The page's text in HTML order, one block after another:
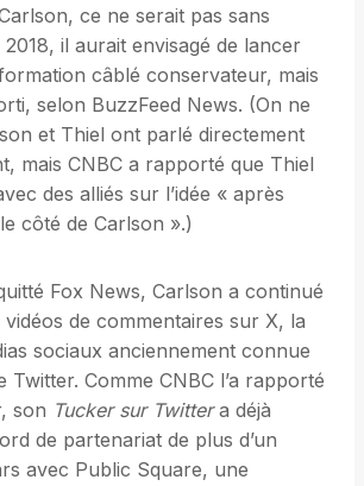
ce ne serait pas sans
il aurait envisagé de lancer
câblé conservateur, mais
selon BuzzFeed News. (On ne
et Thiel ont parlé directement
mais CNBC a rapporté que Thiel
des alliés sur l’idée « après
côté de Carlson ».)
Fox News, Carlson a continué
de commentaires sur X, la
sociaux anciennement connue
Twitter. Comme CNBC l’a rapporté
son Tucker sur Twittera déjà
de partenariat de plus d’un
avec Public Square, une